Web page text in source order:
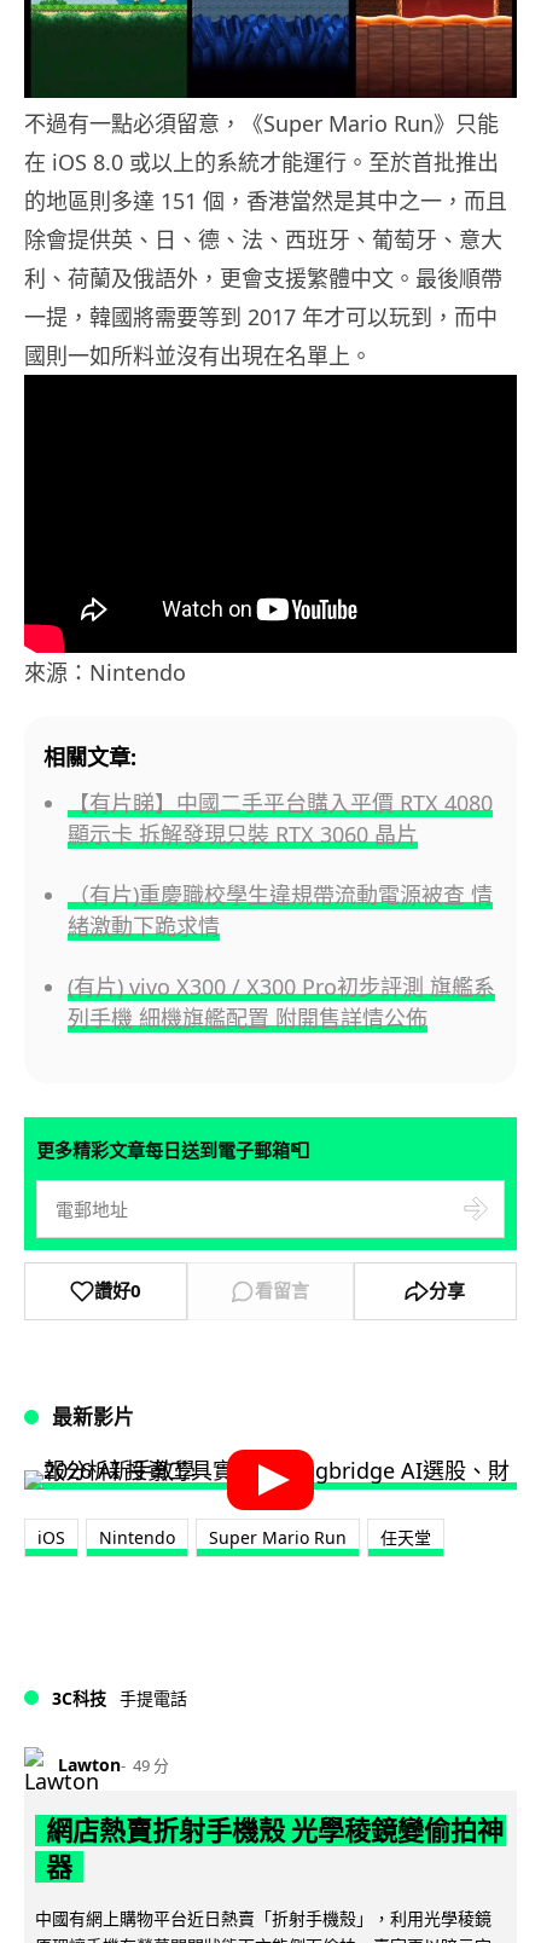
不過有一點必須留意，《Super Mario Run》只能
在 iOS 8.0 或以上的系統才能運行。至於首批推出
的地區則多達 151 個，香港當然是其中之一，而且
除會提供英、日、德、法、西班牙、葡萄牙、意大
利、荷蘭及俄語外，更會支援繁體中文。最後順帶
一提，韓國將需要等到 2017 年才可以玩到，而中
國則一如所料並沒有出現在名單上。
來源：Nintendo
相關文章:
【有片睇】中國二手平台購入平價 RTX 4080
顯示卡 拆解發現只裝 RTX 3060 晶片
（有片)重慶職校學生違規帶流動電源被查 情
緒激動下跪求情
(有片) vivo X300 / X300 Pro初步評測 旗艦系
列手機 細機旗艦配置 附開售詳情公佈
更多精彩文章每日送到電子郵箱📮
讚好0 看留言 分享
最新影片
iOS Nintendo Super Mario Run 任天堂
3C科技 手提電話
Lawton 49 分
網店熱賣折射手機殼 光學稜鏡變偷拍神
器
中國有網上購物平台近日熱賣「折射手機殼」，利用光學稜鏡